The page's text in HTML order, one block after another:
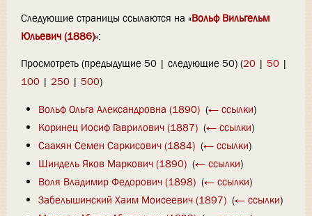
Следующие страницы ссылаются на «Вольф Вильгельм
Юльевич (1886)»:
Просмотреть (предыдущие 50 | следующие 50) (20 | 50 |
100 | 250 | 500)
Вольф Ольга Александровна (1890)‎ (← ссылки)
Коринец Иосиф Гаврилович (1887)‎ (← ссылки)
Саакян Семен Саркисович (1884)‎ (← ссылки)
Шиндель Яков Маркович (1890)‎ (← ссылки)
Воля Владимир Федорович (1898)‎ (← ссылки)
Забелышинский Хаим Моисеевич (1897)‎ (← ссылки)